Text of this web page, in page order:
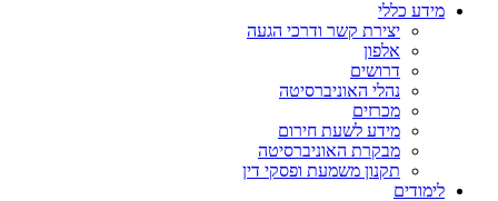
מידע כללי
יצירת קשר ודרכי הגעה
אלפון
דרושים
נהלי האוניברסיטה
מכרזים
מידע לשעת חירום
מבקרת האוניברסיטה
תקנון משמעת ופסקי דין
לימודים